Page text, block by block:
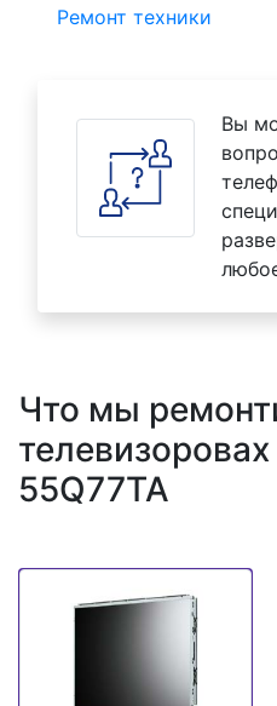
Ремонт техники
Вы
Что мы
55Q77TA